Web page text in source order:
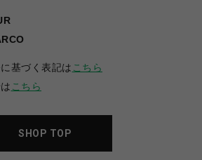
基づく表記は こちら
こちら
SHOP TOP